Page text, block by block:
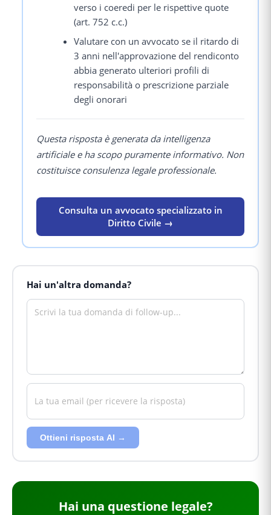
verso i coeredi per le rispettive quote
(art. 752 c.c.)
Valutare con un avvocato se il ritardo di
3 anni nell'approvazione del rendiconto
abbia generato ulteriori profili di
responsabilità o prescrizione parziale
degli onorari
Questa risposta è generata da intelligenza
artificiale e ha scopo puramente informativo. Non
costituisce consulenza legale professionale.
Consulta un avvocato specializzato in
Diritto Civile →
Hai un'altra domanda?
Ottieni risposta AI →
Hai una questione legale?